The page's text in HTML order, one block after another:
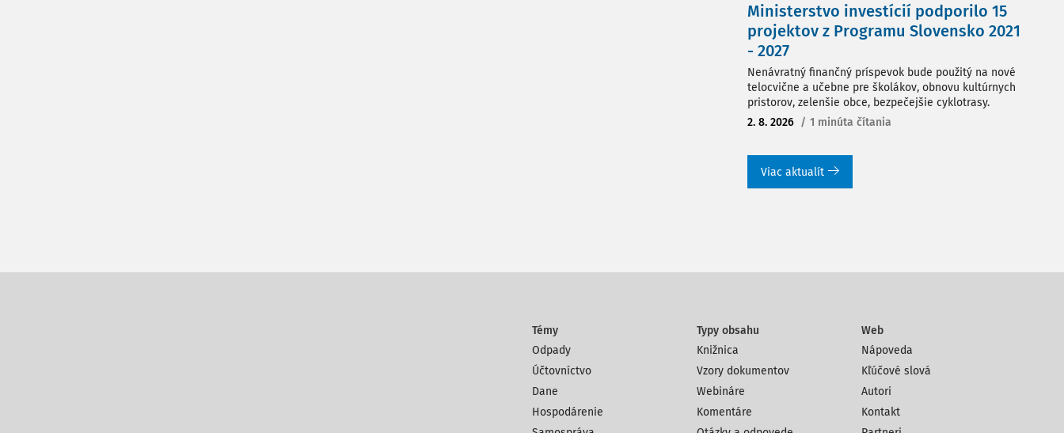
Ministerstvo investícií podporilo 15
projektov z Programu Slovensko 2021
- 2027
Nenávratný finančný príspevok bude použitý na nové
telocvične a učebne pre školákov, obnovu kultúrnych
pristorov, zelenšie obce, bezpečejšie cyklotrasy.
2. 8. 2026 / 1 minúta čítania
Viac aktualít
Témy
Odpady
Účtovníctvo
Dane
Hospodárenie
Typy obsahu
Knižnica
Vzory dokumentov
Webináre
Komentáre
Web
Nápoveda
Kľúčové slová
Autori
Kontakt